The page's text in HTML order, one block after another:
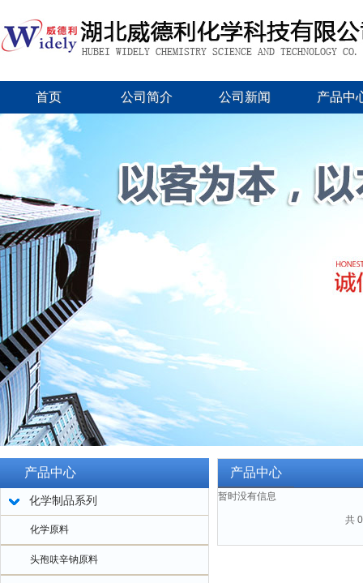
首页 公司简介 公司新闻 产品中
产品中心
化学制品系列
化学原料
头孢呋辛钠原料
产品中心
暂时没有信息
共